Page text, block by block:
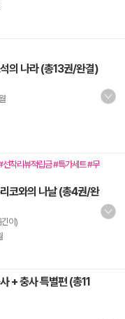
의 나라 (총13권/완결)
착리뷰적립금 #특가세트 #무
코와의 나날 (총4권/완
이)
+ 충사 특별편 (총11